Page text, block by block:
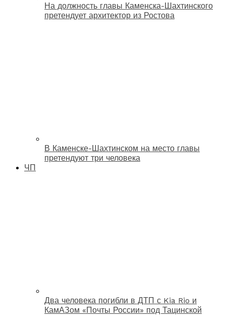
На должность главы Каменска-Шахтинского
претендует архитектор из Ростова
В Каменске-Шахтинском на место главы
претендуют три человека
ЧП
Два человека погибли в ДТП с Kia Rio и
КамАЗом «Почты России» под Тацинской